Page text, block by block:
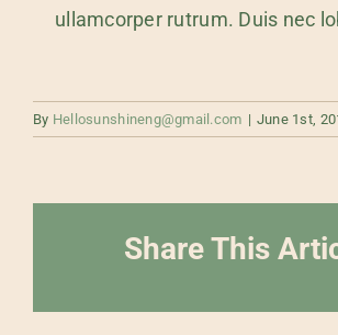
ullamcorper rutrum. Duis nec
By Hellosunshineng@gmail.com | June 1st,
Share This